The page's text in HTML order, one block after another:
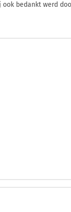
bedankt werd